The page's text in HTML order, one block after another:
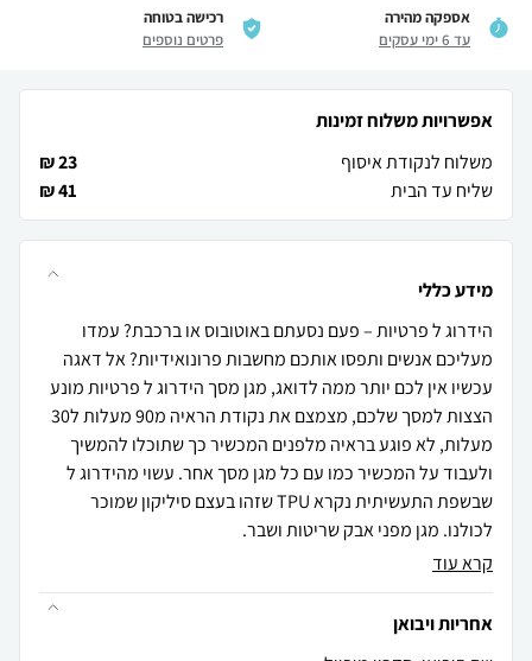
אספקה מהירה
עד 6 ימי עסקים
רכישה בטוחה
פרטים נוספים
אפשרויות משלוח זמינות
משלוח לנקודת איסוף
23 ₪
שליח עד הבית
41 ₪
מידע כללי
הידרוג ל פרטיות – פעם נסעתם באוטובוס או ברכבת? עמדו
מעליכם אנשים ותפסו אותכם מחשבות פרונואידיות? אל דאגה
עכשיו אין לכם יותר ממה לדואג, מגן מסך הידרוג ל פרטיות מונע
הצצות למסך שלכם, מצמצם את נקודת הראיה מ90 מעלות ל30
מעלות, לא פוגע בראיה מלפנים המכשיר כך שתוכלו להמשיך
ולעבוד על המכשיר כמו עם כל מגן מסך אחר. עשוי מהידרוג ל
שבשפת התעשיתית נקרא TPU שזהו בעצם סיליקון שמוכר
לכולנו. מגן מפני אבק שריטות ושבר.
קרא עוד
אחריות ויבואן